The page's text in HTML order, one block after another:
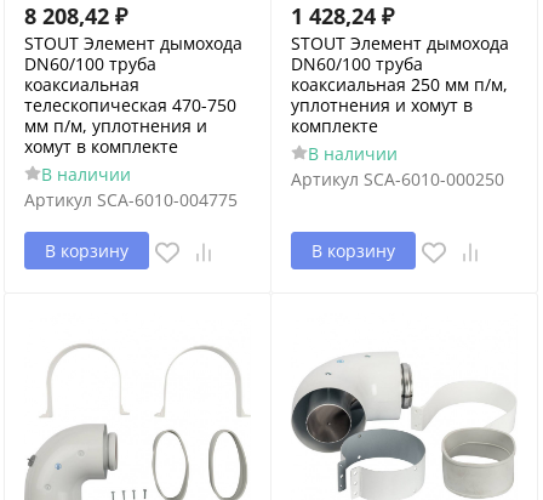
8 208,42 ₽
STOUT Элемент дымохода
DN60/100 труба
коаксиальная
телескопическая 470-750
мм п/м, уплотнения и
хомут в комплекте
В наличии
Артикул SCA-6010-004775
В корзину
1 428,24 ₽
STOUT Элемент дымохода
DN60/100 труба
коаксиальная 250 мм п/м,
уплотнения и хомут в
комплекте
В наличии
Артикул SCA-6010-000250
В корзину